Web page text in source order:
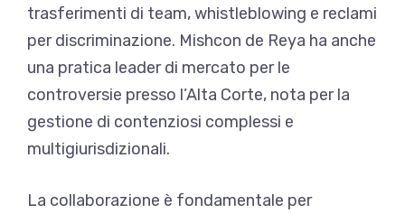
trasferimenti di team, whistleblowing e reclami
per discriminazione. Mishcon de Reya ha anche
una pratica leader di mercato per le
controversie presso l’Alta Corte, nota per la
gestione di contenziosi complessi e
multigiurisdizionali.
La collaborazione è fondamentale per